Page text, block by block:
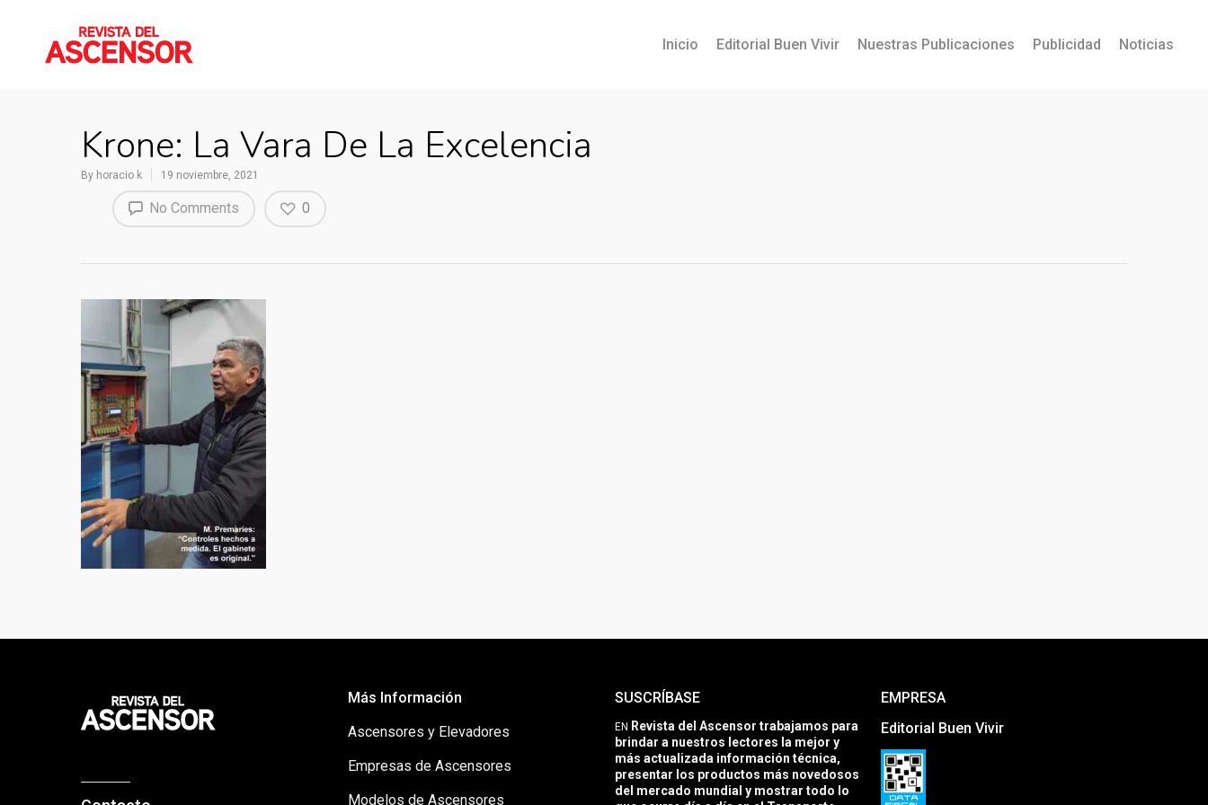
Inicio Editorial Buen Vivir Nuestras Publicaciones Publicidad Noticias
Krone: La Vara De La Excelencia
By horacio k 19 noviembre, 2021
No Comments 0
Más Información
Ascensores y Elevadores
Empresas de Ascensores
Modelos de Ascensores
SUSCRÍBASE
EN Revista del Ascensor trabajamos para
brindar a nuestros lectores la mejor y
más actualizada información técnica,
presentar los productos más novedosos
del mercado mundial y mostrar todo lo
EMPRESA
Editorial Buen Vivir